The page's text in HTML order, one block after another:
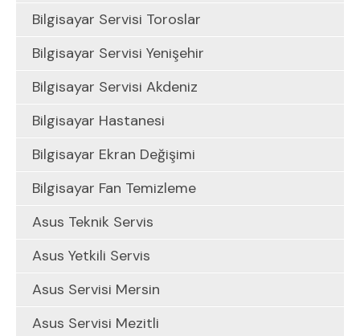
Bilgisayar Servisi Toroslar
Bilgisayar Servisi Yenişehir
Bilgisayar Servisi Akdeniz
Bilgisayar Hastanesi
Bilgisayar Ekran Değişimi
Bilgisayar Fan Temizleme
Asus Teknik Servis
Asus Yetkili Servis
Asus Servisi Mersin
Asus Servisi Mezitli